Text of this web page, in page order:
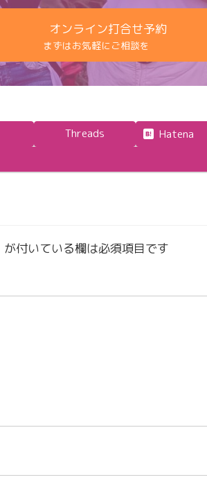
オンライン打合せ予約
まずはお気軽にご相談を
Threads Hatena
が付いている欄は必須項目です